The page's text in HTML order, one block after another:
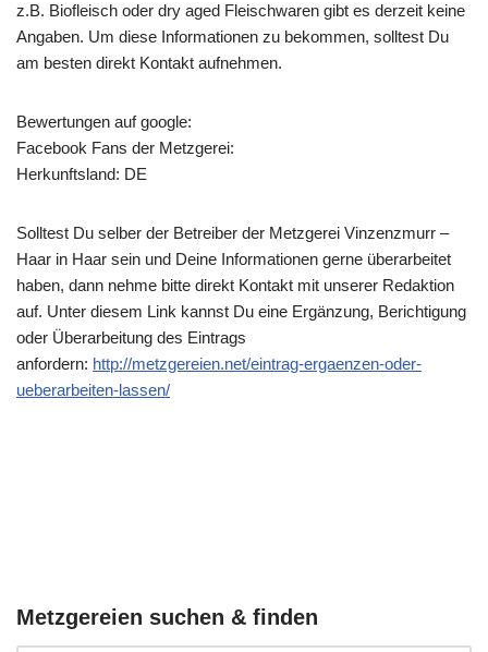
z.B. Biofleisch oder dry aged Fleischwaren gibt es derzeit keine
Angaben. Um diese Informationen zu bekommen, solltest Du
am besten direkt Kontakt aufnehmen.
Bewertungen auf google:
Facebook Fans der Metzgerei:
Herkunftsland: DE
Solltest Du selber der Betreiber der Metzgerei Vinzenzmurr –
Haar in Haar sein und Deine Informationen gerne überarbeitet
haben, dann nehme bitte direkt Kontakt mit unserer Redaktion
auf. Unter diesem Link kannst Du eine Ergänzung, Berichtigung
oder Überarbeitung des Eintrags
anfordern: http://metzgereien.net/eintrag-ergaenzen-oder-
ueberarbeiten-lassen/
Metzgereien suchen & finden